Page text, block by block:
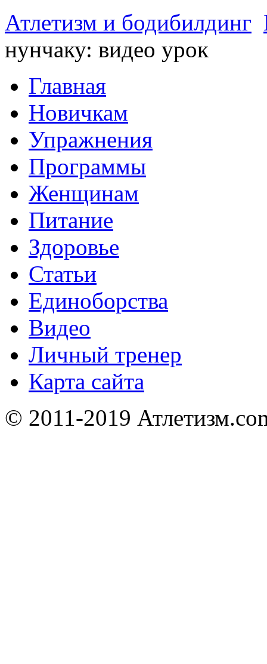
Атлетизм и бодибилдинг
нунчаку: видео урок
Главная
Новичкам
Упражнения
Программы
Женщинам
Питание
Здоровье
Статьи
Единоборства
Видео
Личный тренер
Карта сайта
© 2011-2019